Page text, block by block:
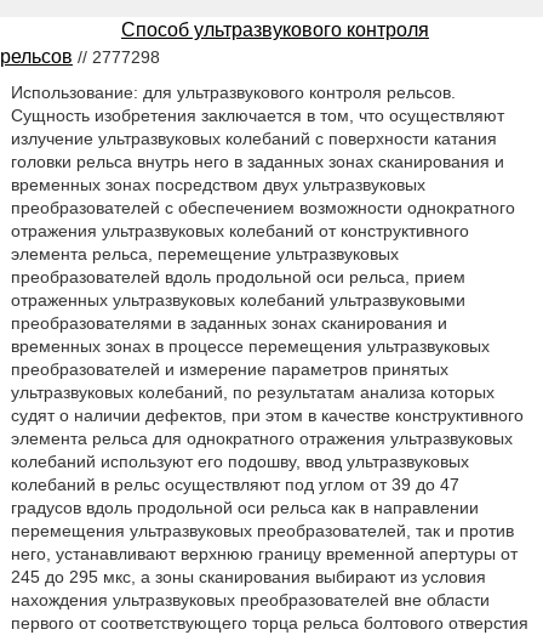
Способ ультразвукового контроля
рельсов // 2777298
Использование: для ультразвукового контроля рельсов.
Сущность изобретения заключается в том, что осуществляют
излучение ультразвуковых колебаний с поверхности катания
головки рельса внутрь него в заданных зонах сканирования и
временных зонах посредством двух ультразвуковых
преобразователей с обеспечением возможности однократного
отражения ультразвуковых колебаний от конструктивного
элемента рельса, перемещение ультразвуковых
преобразователей вдоль продольной оси рельса, прием
отраженных ультразвуковых колебаний ультразвуковыми
преобразователями в заданных зонах сканирования и
временных зонах в процессе перемещения ультразвуковых
преобразователей и измерение параметров принятых
ультразвуковых колебаний, по результатам анализа которых
судят о наличии дефектов, при этом в качестве конструктивного
элемента рельса для однократного отражения ультразвуковых
колебаний используют его подошву, ввод ультразвуковых
колебаний в рельс осуществляют под углом от 39 до 47
градусов вдоль продольной оси рельса как в направлении
перемещения ультразвуковых преобразователей, так и против
него, устанавливают верхнюю границу временной апертуры от
245 до 295 мкс, а зоны сканирования выбирают из условия
нахождения ультразвуковых преобразователей вне области
первого от соответствующего торца рельса болтового отверстия